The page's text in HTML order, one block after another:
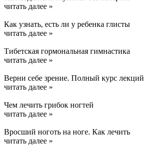
читать далее »
Как узнать, есть ли у ребенка глисты
читать далее »
Тибетская гормональная гимнастика
читать далее »
Верни себе зрение. Полный курс лекций
читать далее »
Чем лечить грибок ногтей
читать далее »
Вросший ноготь на ноге. Как лечить
читать далее »